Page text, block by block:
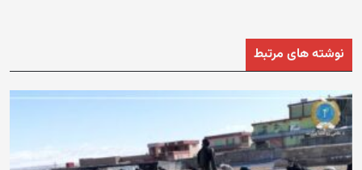
نوشته های مرتبط